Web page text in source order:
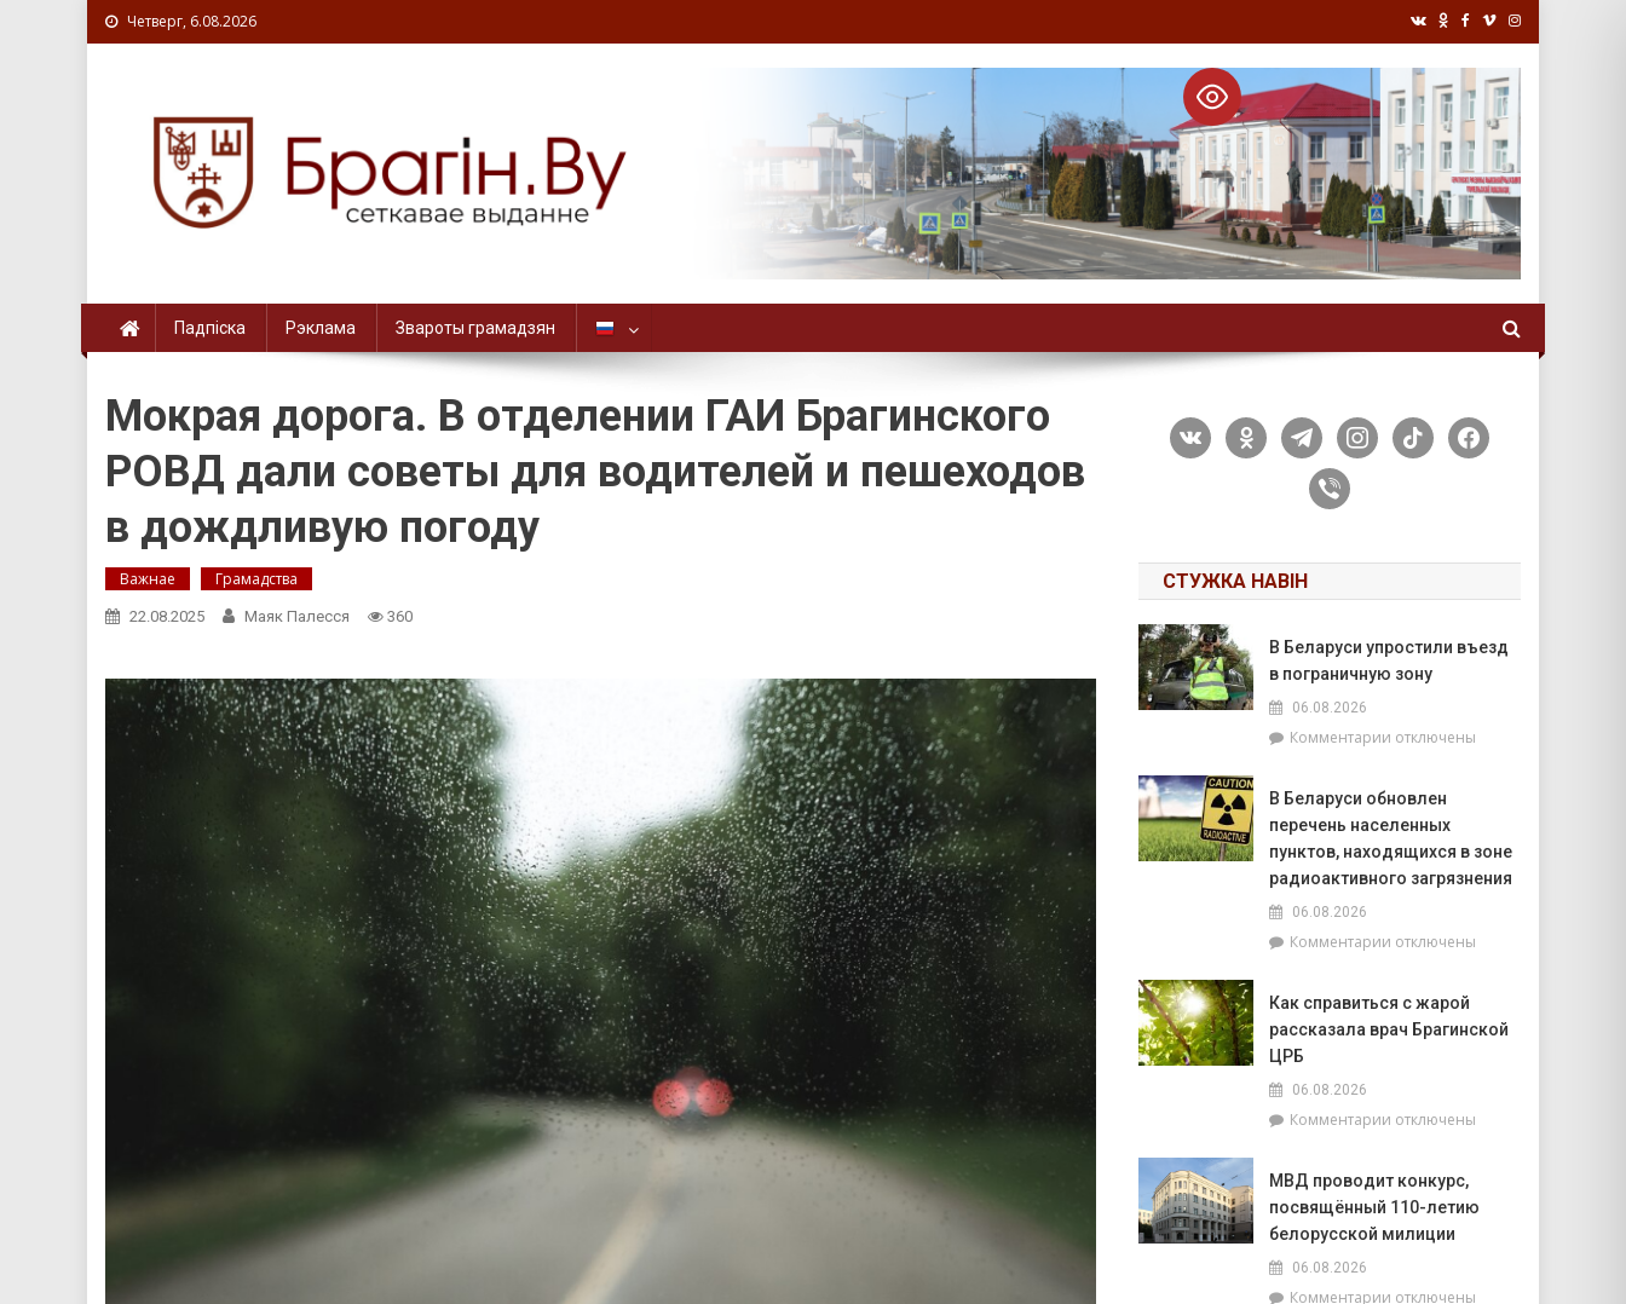
Четверг, 6.08.2026
Падпіска Рэклама Звароты грамадзян
Мокрая дорога. В отделении ГАИ Брагинского
РОВД дали советы для водителей и пешеходов
в дождливую погоду
Важнае Грамадства
22.08.2025 Маяк Палесся 360
vkontakteodnoklassniki
telegraminstagram
tiktok facebook
viber
СТУЖКА НАВІН
В Беларуси упростили въезд
в пограничную зону
06.08.2026
Комментариик
Беларуси
упростили
въезд
в
отключены
В Беларуси обновлен
перечень населенных
пунктов, находящихся в зоне
радиоактивного загрязнения
06.08.2026
Комментариик
Беларуси
обновлен
находящихся
радиоактивного
загрязнения
отключены
Как справиться с жарой
рассказала врач Брагинской
ЦРБ
06.08.2026
Комментариик
справиться
с
жарой
отключены
МВД проводит конкурс,
посвящённый 110-летию
белорусской милиции
06.08.2026
Комментариикотключены